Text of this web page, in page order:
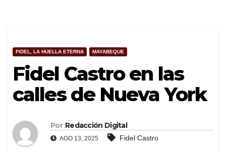
FIDEL, LA HUELLA ETERNA MAYABEQUE
Fidel Castro en las
calles de Nueva York
Por Redacción Digital
AGO 13, 2025 Fidel Castro